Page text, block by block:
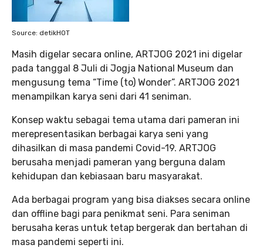
Source: detikHOT
Masih digelar secara online, ARTJOG 2021 ini digelar
pada tanggal 8 Juli di Jogja National Museum dan
mengusung tema “Time (to) Wonder”. ARTJOG 2021
menampilkan karya seni dari 41 seniman.
Konsep waktu sebagai tema utama dari pameran ini
merepresentasikan berbagai karya seni yang
dihasilkan di masa pandemi Covid-19. ARTJOG
berusaha menjadi pameran yang berguna dalam
kehidupan dan kebiasaan baru masyarakat.
Ada berbagai program yang bisa diakses secara online
dan offline bagi para penikmat seni. Para seniman
berusaha keras untuk tetap bergerak dan bertahan di
masa pandemi seperti ini.